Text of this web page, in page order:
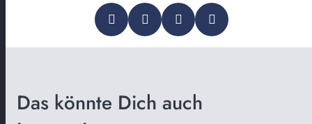
Das könnte Dich auch